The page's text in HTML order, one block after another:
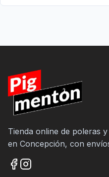
Tienda online de poleras
en Concepción, con